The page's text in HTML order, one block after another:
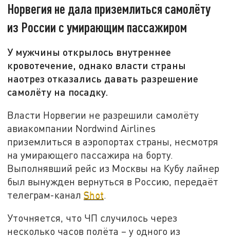
Норвегия не дала приземлиться самолёту
из России с умирающим пассажиром
У мужчины открылось внутреннее
кровотечение, однако власти страны
наотрез отказались давать разрешение
самолёту на посадку.
Власти Норвегии не разрешили самолёту
авиакомпании Nordwind Airlines
приземлиться в аэропортах страны, несмотря
на умирающего пассажира на борту.
Выполнявший рейс из Москвы на Кубу лайнер
был вынужден вернуться в Россию, передаёт
телеграм-каналShot.
Уточняется, что ЧП случилось через
несколько часов полёта – у одного из